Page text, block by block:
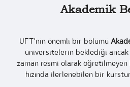
Akademik
UFT'nin önemli bir bölümü
üniversitelerin beklediği
zaman resmi olarak
hızında ilerlenebilen bir